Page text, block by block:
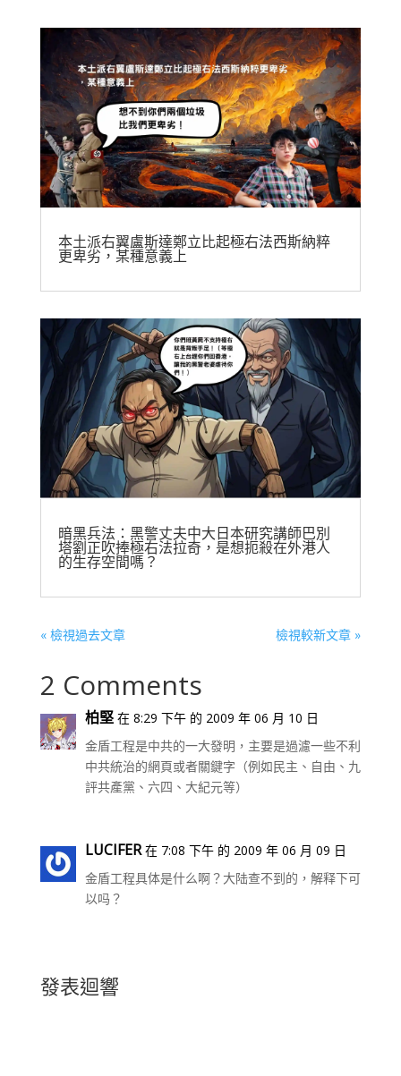
本土派右翼盧斯達鄭立比起極右法西斯納粹
更卑劣，某種意義上
暗黑兵法：黑警丈夫中大日本研究講師巴別
塔劉正吹捧極右法拉奇，是想扼殺在外港人
的生存空間嗎？
« 檢視過去文章 檢視較新文章 »
2 Comments
柏堅 在 8:29 下午 的 2009 年 06 月 10 日
金盾工程是中共的一大發明，主要是過濾一些不利
中共統治的網頁或者關鍵字（例如民主、自由、九
評共產黨、六四、大紀元等）
LUCIFER 在 7:08 下午 的 2009 年 06 月 09 日
金盾工程具体是什么啊？大陆查不到的，解释下可
以吗？
發表迴響